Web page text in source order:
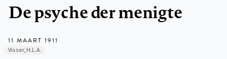
De psyche der menigte
11 MAART 1911
Visser, H.L.A.